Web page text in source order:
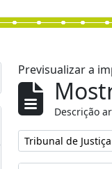
Previsualizar a
Descrição
Remover filtro:
Tribunal de